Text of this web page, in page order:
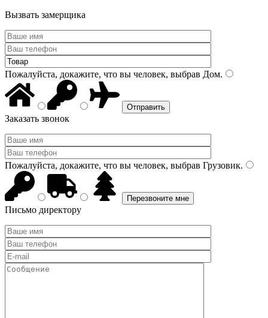
Вызвать замерщика
Пожалуйста, докажите, что вы человек, выбрав Дом.
Заказать звонок
Пожалуйста, докажите, что вы человек, выбрав Грузовик.
Письмо директору